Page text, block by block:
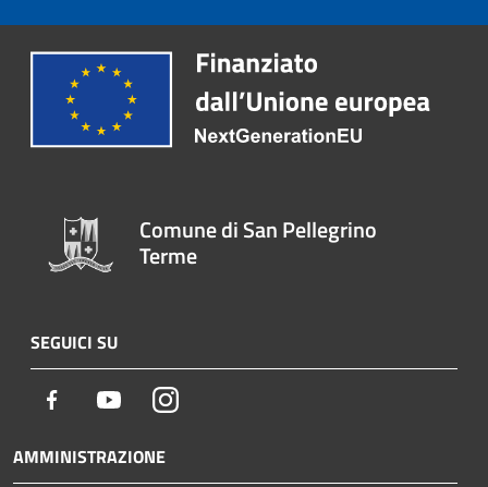
Comune di San Pellegrino
Terme
SEGUICI SU
Facebook YoutubeInstagram
AMMINISTRAZIONE